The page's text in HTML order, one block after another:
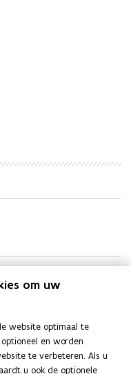
om uw
website optimaal te
en worden
te verbeteren. Als u
u ook de optionele